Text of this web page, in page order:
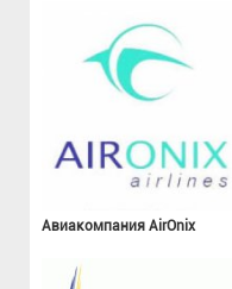
Авиакомпания AirOnix